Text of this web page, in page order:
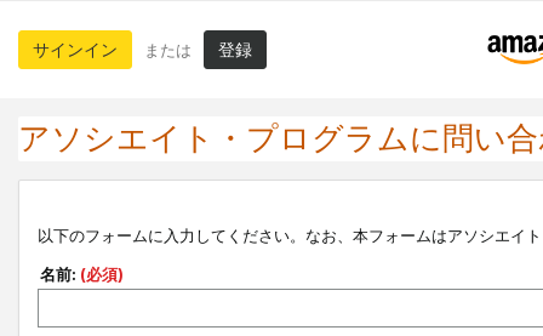
サインイン または 登録
アソシエイト・プログラムに問い
以下のフォームに入力してください。なお、本フォームはアソシエイ
名前: (必須)